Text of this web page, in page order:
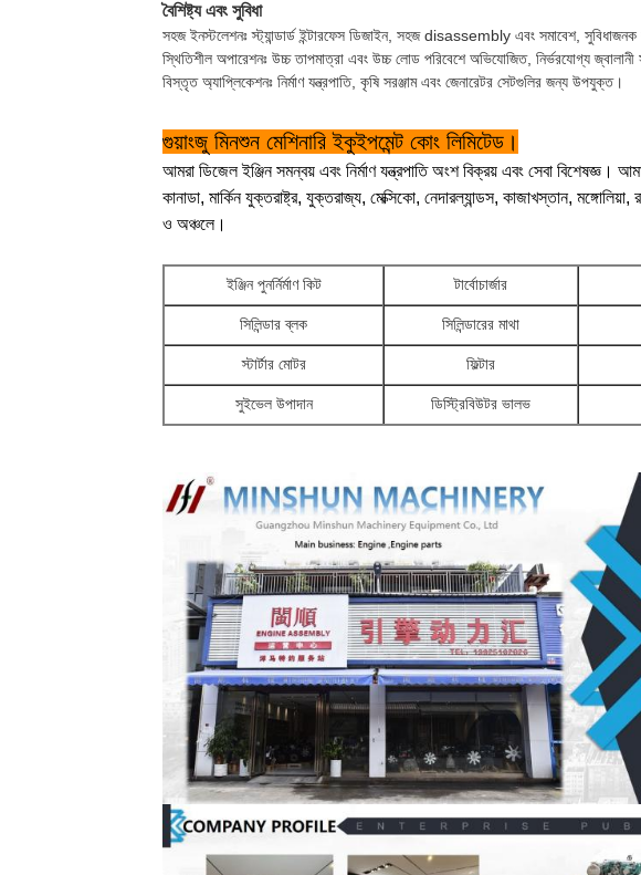
বৈশিষ্ট্য এবং সুবিধা
সহজ ইনস্টলেশনঃ স্ট্যান্ডার্ড ইন্টারফেস ডিজাইন, সহজ disassembly এবং সমাবেশ, সুবিধাজনক
স্থিতিশীল অপারেশনঃ উচ্চ তাপমাত্রা এবং উচ্চ লোড পরিবেশে অভিযোজিত, নির্ভরযোগ্য জ্বালানী
বিস্তৃত অ্যাপ্লিকেশনঃ নির্মাণ যন্ত্রপাতি, কৃষি সরঞ্জাম এবং জেনারেটর সেটগুলির জন্য উপযুক্ত।
গুয়াংজু মিনশুন মেশিনারি ইকুইপমেন্ট কোং লিমিটেড।
আমরা ডিজেল ইঞ্জিন সমন্বয় এবং নির্মাণ যন্ত্রপাতি অংশ বিক্রয় এবং সেবা বিশেষজ্ঞ।
কানাডা, মার্কিন যুক্তরাষ্ট্র, যুক্তরাজ্য, মেক্সিকো, নেদারল্যান্ডস, কাজাখস্তান,
ও অঞ্চলে।
ইঞ্জিন পুনর্নির্মাণ কিট টার্বোচার্জার
সিলিন্ডার ব্লক সিলিন্ডারের মাথা
স্টার্টার মোটর ফিল্টার
সুইভেল উপাদান ডিস্ট্রিবিউটর ভালভ